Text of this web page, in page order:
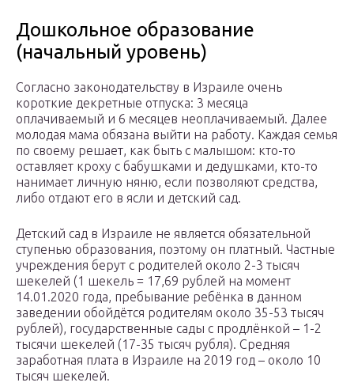
Дошкольное образование
(начальный уровень)
Согласно законодательству в Израиле очень
короткие декретные отпуска: 3 месяца
оплачиваемый и 6 месяцев неоплачиваемый. Далее
молодая мама обязана выйти на работу. Каждая семья
по своему решает, как быть с малышом: кто-то
оставляет кроху с бабушками и дедушками, кто-то
нанимает личную няню, если позволяют средства,
либо отдают его в ясли и детский сад.
Детский сад в Израиле не является обязательной
ступенью образования, поэтому он платный. Частные
учреждения берут с родителей около 2-3 тысяч
шекелей (1 шекель = 17,69 рублей на момент
14.01.2020 года, пребывание ребёнка в данном
заведении обойдётся родителям около 35-53 тысяч
рублей), государственные сады с продлёнкой – 1-2
тысячи шекелей (17-35 тысяч рубля). Средняя
заработная плата в Израиле на 2019 год – около 10
тысяч шекелей.